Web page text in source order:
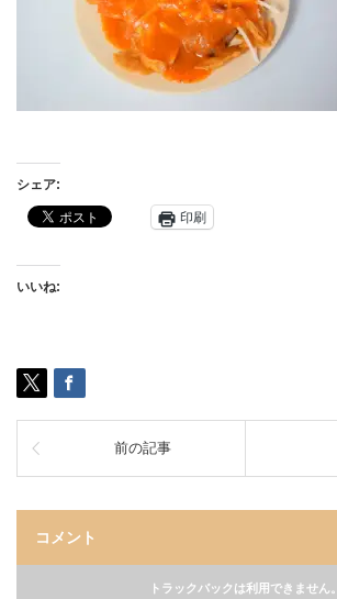
シェア:
印刷
いいね:
前の記事
コメント
トラックバックは利用できません。